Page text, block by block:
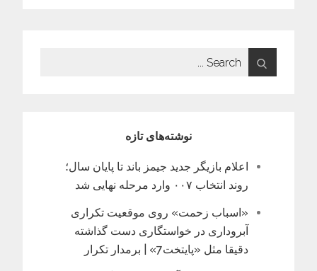
Search
for:
نوشته‌های تازه
اعلام بازیگر جدید جیمز باند تا پایان سال؛
روند انتخاب ۰۰۷ وارد مرحله نهایی شد
«اسباب زحمت» روی موقعیت تکراری
آبروداری در خواستگاری دست گذاشته
دقیقا مثل «پایتخت7» | برمدار تکرار